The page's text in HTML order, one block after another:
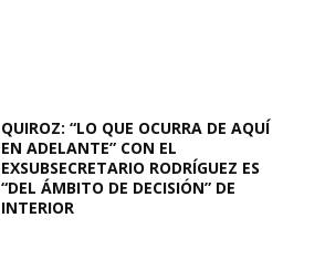
QUIROZ: “LO QUE OCURRA DE AQUÍ
EN ADELANTE” CON EL
EXSUBSECRETARIO RODRÍGUEZ ES
“DEL ÁMBITO DE DECISIÓN” DE
INTERIOR